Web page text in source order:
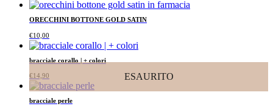
ORECCHINI BOTTONE GOLD SATIN
€10,00
ESAURITO
bracciale corallo | + colori
€14,90
bracciale perle